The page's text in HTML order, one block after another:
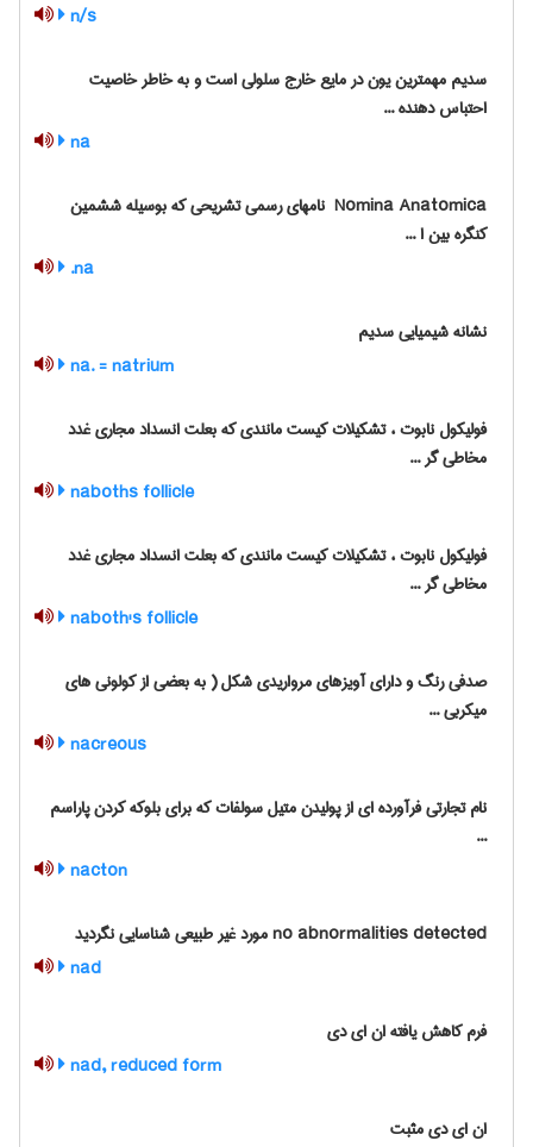
n/s
سدیم مهمترین یون در مایع خارج سلولی است و به خاطر خاصیت
احتباس دهنده ...
na
‎ Nomina Anatomica نامهای رسمی تشریحی که بوسیله ششمین
کنگره بین ا ...
na.
نشانه شیمیایی سدیم
na. = natrium
فولیکول نابوت ، تشکیلات کیست مانندی که بعلت انسداد مجاری غدد
مخاطی گر ...
naboths follicle
فولیکول نابوت ، تشکیلات کیست مانندی که بعلت انسداد مجاری غدد
مخاطی گر ...
naboth's follicle
صدفی رنگ و دارای آویزهای مرواریدی شکل ( به بعضی از کولونی های
میکربی ...
nacreous
نام تجارتی فرآورده ای از پولیدن متیل سولفات که برای بلوکه کردن پاراسم
...
nacton
no abnormalities detected مورد غیر طبیعی شناسایی نگردید
nad
فرم کاهش یافته ان ای دی
nad, reduced form
ان ای دی مثبت